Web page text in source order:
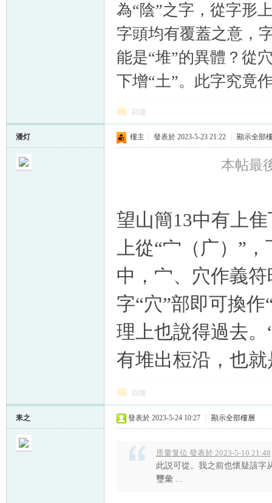
為“陰”之字，從字形
字頭均有覆蓋之意，
能是“堆”的異體？從
下增“土”。此字究竟
回復
潘灯 樓主 發表於 2023-5-23 21:22 顯示全部
本帖最
望山簡13中有上
上從“宀（广）”
中，宀、穴作義
字“穴”部即可換
理上也說得過去
有堆出梪沿，也
回復
耒之 發表於 2023-5-24 10:27 顯示全部樓層
质量复位 發表於 2023-5-10 21:48
此説可從。我之前也懷疑該字
璽彙 ...